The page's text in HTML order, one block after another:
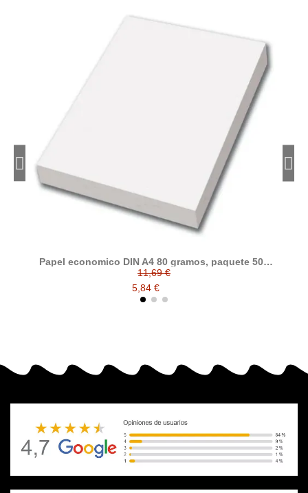
Papel economico DIN A4 80 gramos, paquete 500
folios
11,69 €
5,84 €